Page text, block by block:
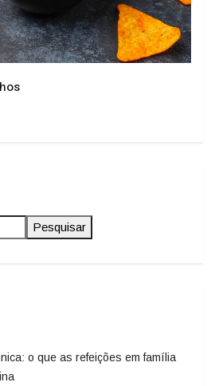
Pesquisar
o que as refeições em família